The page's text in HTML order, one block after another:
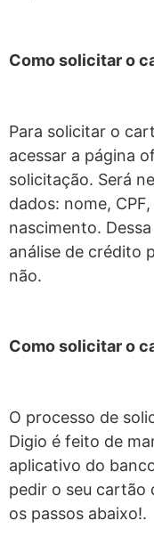
Como solicitar o
Para solicitar o
acessar a página
solicitação. Será
dados: nome,
nascimento.
análise de crédito
não.
Como solicitar o
O processo de
Digio é feito de
aplicativo do
pedir o seu cartão
os passos abaixo!.